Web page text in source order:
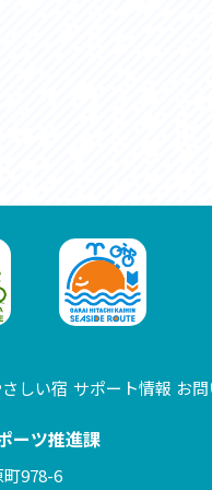
しい宿 サポート情報 お
ーツ推進課
978-6